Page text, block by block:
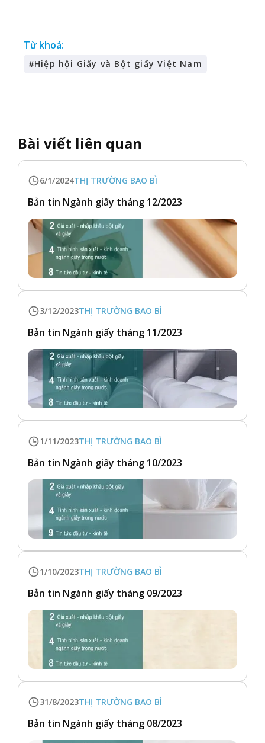
Từ khoá:
#Hiệp hội Giấy và Bột giấy Việt Nam
Bài viết liên quan
6/1/2024THỊ TRƯỜNG BAO BÌ
Bản tin Ngành giấy tháng 12/2023
3/12/2023THỊ TRƯỜNG BAO BÌ
Bản tin Ngành giấy tháng 11/2023
1/11/2023THỊ TRƯỜNG BAO BÌ
Bản tin Ngành giấy tháng 10/2023
1/10/2023THỊ TRƯỜNG BAO BÌ
Bản tin Ngành giấy tháng 09/2023
31/8/2023THỊ TRƯỜNG BAO BÌ
Bản tin Ngành giấy tháng 08/2023